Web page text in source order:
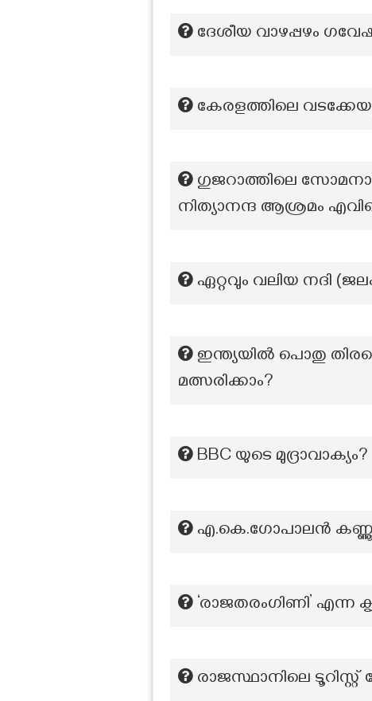
ദേശീയ വാഴപ്പഴം
കേരളത്തിലെ
ഗുജറാത്തിലെ സോമനാഥ
നിത്യാനന്ദ ആശ്രമം
ഏറ്റവും വലിയ നദി
ഇന്ത്യയിൽ പൊതു
മത്സരിക്കാം?
BBC യുടെ മുദ്രാവാക്യം?
എ.കെ.ഗോപാലൻ
‘രാജതരംഗിണി’ എന്ന
രാജസ്ഥാനിലെ